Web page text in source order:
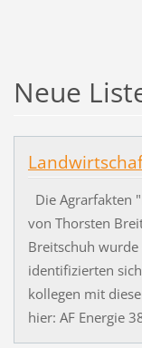
Neue
Die Agrarfakten
von Thorsten
Breitschuh
identifizierten
kollegen mit
hier: AF Energie